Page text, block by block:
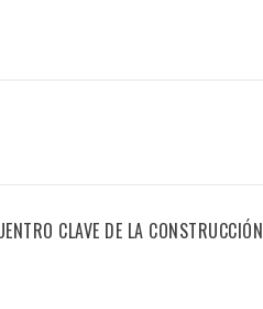
CLAVE DE LA CONSTRUCCIÓN